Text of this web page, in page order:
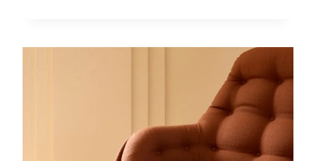
DU
APPORTER
UNE
TOUCHE